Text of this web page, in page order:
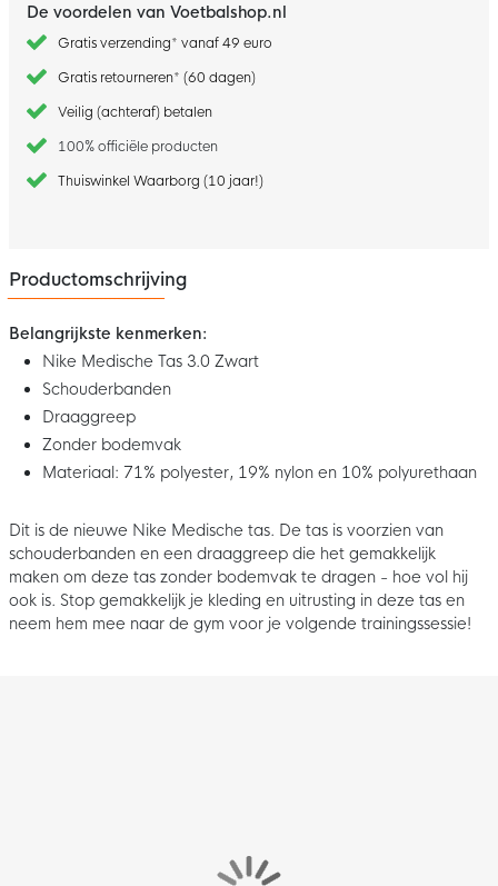
De voordelen van Voetbalshop.nl
Gratis verzending* vanaf 49 euro
Gratis retourneren* (60 dagen)
Veilig (achteraf) betalen
100% officiële producten
Thuiswinkel Waarborg (10 jaar!)
Productomschrijving
Belangrijkste kenmerken:
Nike Medische Tas 3.0 Zwart
Schouderbanden
Draaggreep
Zonder bodemvak
Materiaal: 71% polyester, 19% nylon en 10% polyurethaan
Dit is de nieuwe Nike Medische tas. De tas is voorzien van
schouderbanden en een draaggreep die het gemakkelijk
maken om deze tas zonder bodemvak te dragen - hoe vol hij
ook is. Stop gemakkelijk je kleding en uitrusting in deze tas en
neem hem mee naar de gym voor je volgende trainingssessie!